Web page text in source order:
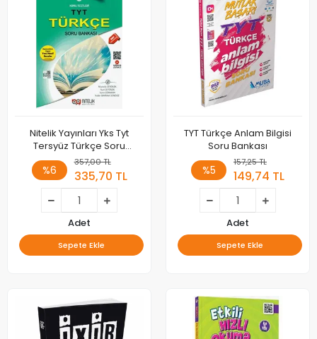
Nitelik Yayınları Yks Tyt
Tersyüz Türkçe Soru
Bankası
%6
357,00 TL
335,70 TL
Adet
Sepete Ekle
TYT Türkçe Anlam Bilgisi
Soru Bankası
%5
157,25 TL
149,74 TL
Adet
Sepete Ekle